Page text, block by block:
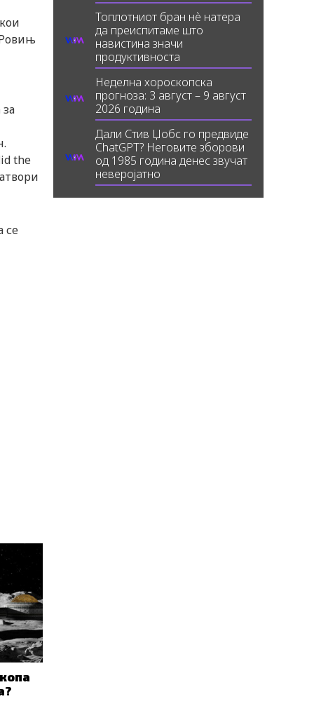
the
се
Топлотниот бран нè натера
да преиспитаме што
навистина значи
продуктивноста
Неделна хороскопска
прогноза: 3 август – 9 август
2026 година
Дали Стив Џобс го предвиде
ChatGPT? Неговите зборови
од 1985 година денес звучат
неверојатно